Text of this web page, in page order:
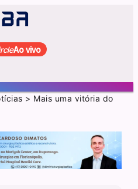
Ao vivo
> Mais uma vitória do